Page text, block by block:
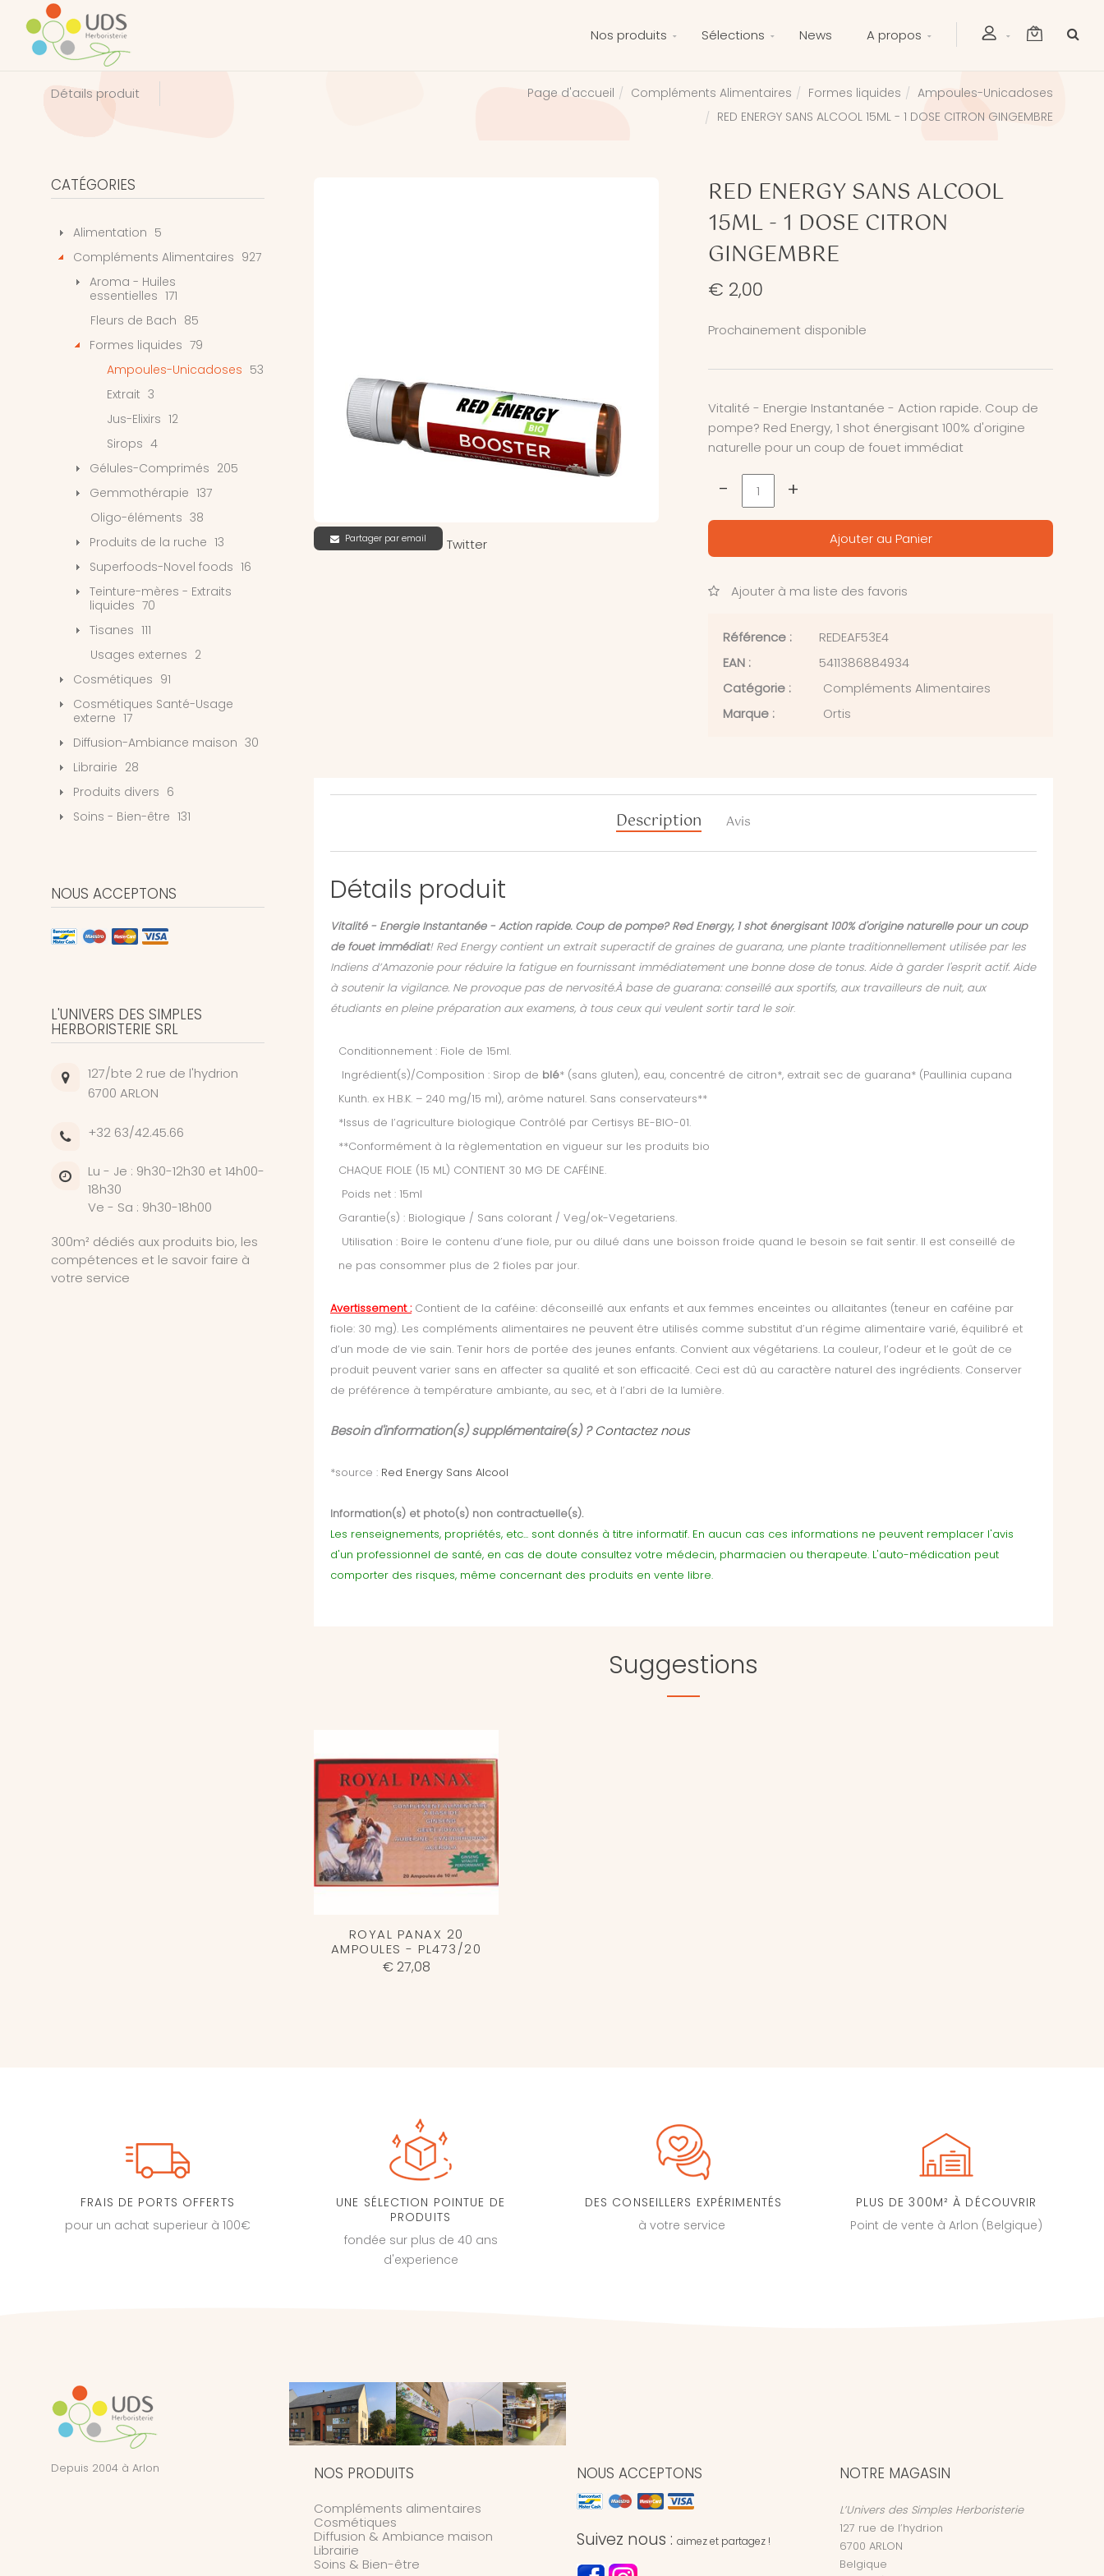
Nos produits Sélections News A propos
Détails produit Page d'accueil Compléments Alimentaires Formes liquides
Ampoules-Unicadoses
RED ENERGY SANS ALCOOL 15ML - 1 DOSE CITRON GINGEMBRE
Partager par email Twitter
RED ENERGY SANS ALCOOL
15ML - 1 DOSE CITRON
GINGEMBRE
€ 2,00
Prochainement disponible
Vitalité - Energie Instantanée - Action rapide. Coup de
pompe? Red Energy, 1 shot énergisant 100% d'origine
naturelle pour un coup de fouet immédiat
- +
Ajouter au Panier
Ajouter à ma liste des favoris
Référence :
REDEAF53E4
EAN :
5411386884934
Catégorie :
Compléments Alimentaires
Marque :
Ortis
Description Avis
Détails produit
Vitalité - Energie Instantanée - Action rapide. Coup de pompe? Red Energy, 1 shot énergisant 100% d'origine naturelle pour un coup
de fouet immédiat! Red Energy contient un extrait superactif de graines de guarana, une plante traditionnellement utilisée par les
Indiens d’Amazonie pour réduire la fatigue en fournissant immédiatement une bonne dose de tonus. Aide à garder l'esprit actif. Aide
à soutenir la vigilance. Ne provoque pas de nervosité.À base de guarana: conseillé aux sportifs, aux travailleurs de nuit, aux
étudiants en pleine préparation aux examens, à tous ceux qui veulent sortir tard le soir.
Conditionnement : Fiole de 15ml.
Ingrédient(s)/Composition : Sirop de blé* (sans gluten), eau, concentré de citron*, extrait sec de guarana* (Paullinia cupana
Kunth. ex H.B.K. – 240 mg/15 ml), arôme naturel. Sans conservateurs**
*Issus de l’agriculture biologique Contrôlé par Certisys BE-BIO-01.
**Conformément à la règlementation en vigueur sur les produits bio
CHAQUE FIOLE (15 ML) CONTIENT 30 MG DE CAFÉINE.
Poids net : 15ml
Garantie(s) : Biologique / Sans colorant / Veg/ok-Vegetariens.
Utilisation : Boire le contenu d’une fiole, pur ou dilué dans une boisson froide quand le besoin se fait sentir. Il est conseillé de
ne pas consommer plus de 2 fioles par jour.
Avertissement : Contient de la caféine: déconseillé aux enfants et aux femmes enceintes ou allaitantes (teneur en caféine par
fiole: 30 mg). Les compléments alimentaires ne peuvent être utilisés comme substitut d’un régime alimentaire varié, équilibré et
d’un mode de vie sain. Tenir hors de portée des jeunes enfants. Convient aux végétariens. La couleur, l’odeur et le goût de ce
produit peuvent varier sans en affecter sa qualité et son efficacité. Ceci est dû au caractère naturel des ingrédients. Conserver
de préférence à température ambiante, au sec, et à l’abri de la lumière.
Besoin d'information(s) supplémentaire(s) ?Contactez nous
*source : Red Energy Sans Alcool
Information(s) et photo(s) non contractuelle(s).
Les renseignements, propriétés, etc... sont donnés à titre informatif. En aucun cas ces informations ne peuvent remplacer l'avis
d'un professionnel de santé, en cas de doute consultez votre médecin, pharmacien ou therapeute. L'auto-médication peut
comporter des risques, même concernant des produits en vente libre.
Suggestions
ROYAL PANAX 20
AMPOULES - PL473/20
€ 27,08
CATÉGORIES
Alimentation 5
Compléments Alimentaires 927
Aroma - Huiles
essentielles 171
Fleurs de Bach 85
Formes liquides 79
Ampoules-Unicadoses 53
Extrait 3
Jus-Elixirs 12
Sirops 4
Gélules-Comprimés 205
Gemmothérapie 137
Oligo-éléments 38
Produits de la ruche 13
Superfoods-Novel foods 16
Teinture-mères - Extraits
liquides 70
Tisanes 111
Usages externes 2
Cosmétiques 91
Cosmétiques Santé-Usage
externe 17
Diffusion-Ambiance maison 30
Librairie 28
Produits divers 6
Soins - Bien-être 131
NOUS ACCEPTONS
L'UNIVERS DES SIMPLES
HERBORISTERIE SRL
127/bte 2 rue de l'hydrion
6700 ARLON
+32 63/42.45.66
Lu - Je : 9h30-12h30 et 14h00-
18h30
Ve - Sa : 9h30-18h00
300m² dédiés aux produits bio, les
compétences et le savoir faire à
votre service
FRAIS DE PORTS OFFERTS
pour un achat superieur à 100€
UNE SÉLECTION POINTUE DE
PRODUITS
fondée sur plus de 40 ans
d'experience
DES CONSEILLERS EXPÉRIMENTÉS
à votre service
PLUS DE 300M² À DÉCOUVRIR
Point de vente à Arlon (Belgique)
Depuis 2004 à Arlon NOS PRODUITS
Compléments alimentaires
Cosmétiques
Diffusion & Ambiance maison
Librairie
Soins & Bien-être
NOUS ACCEPTONS
Suivez nous : aimez et partagez !
NOTRE MAGASIN
L’Univers des Simples Herboristerie
127 rue de l’hydrion
6700 ARLON
Belgique